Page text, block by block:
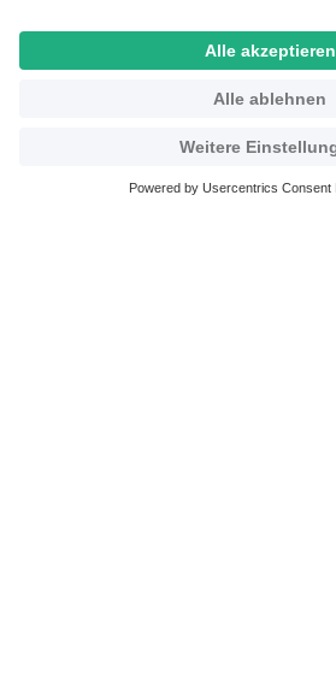
Gewaltforscherin
unterstützt Fußball-
Freizeiten: Respekt
Fundament und